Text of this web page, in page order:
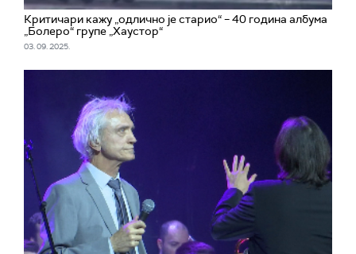
Критичари кажу „одлично је старио“ – 40 година албума
„Болеро“ групе „Хаустор“
03. 09. 2025.